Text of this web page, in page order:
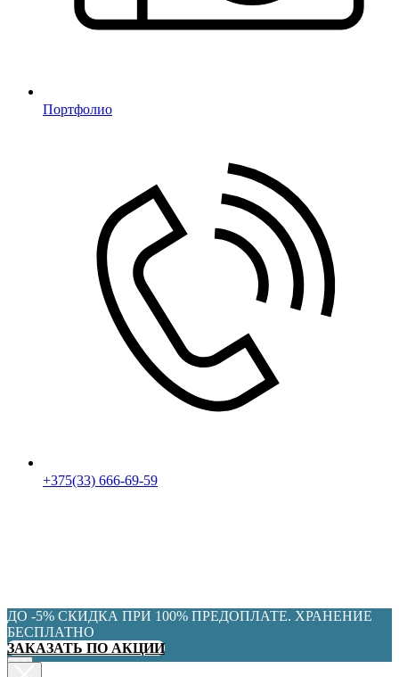
Портфолио
+375(33) 666-69-59
ДО -5% СКИДКА ПРИ 100% ПРЕДОПЛАТЕ. ХРАНЕНИЕ
БЕСПЛАТНО
ЗАКАЗАТЬ ПО АКЦИИ